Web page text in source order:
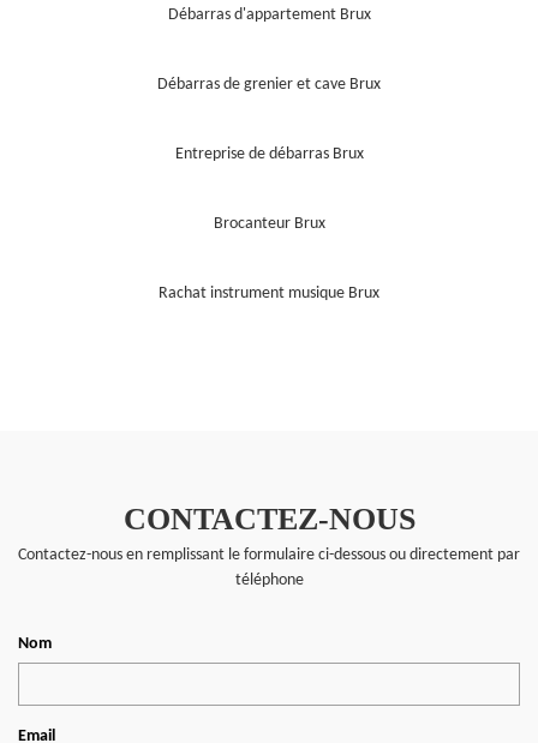
Débarras d'appartement Brux
Débarras de grenier et cave Brux
Entreprise de débarras Brux
Brocanteur Brux
Rachat instrument musique Brux
CONTACTEZ-NOUS
Contactez-nous en remplissant le formulaire ci-dessous ou directement par
téléphone
Nom
Email